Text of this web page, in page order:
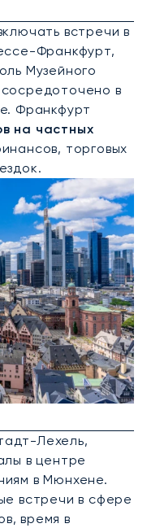
встречи в
Франкфурт,
Музейного
в
Франкфурт
на частных
торговых
Джета
Лехель,
в центре
в Мюнхене.
встречи в сфере
время в